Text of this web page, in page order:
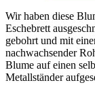
Wir haben diese
Eschebrett
gebohrt und mit
nachwachsender
Blume auf einen
Metallständer